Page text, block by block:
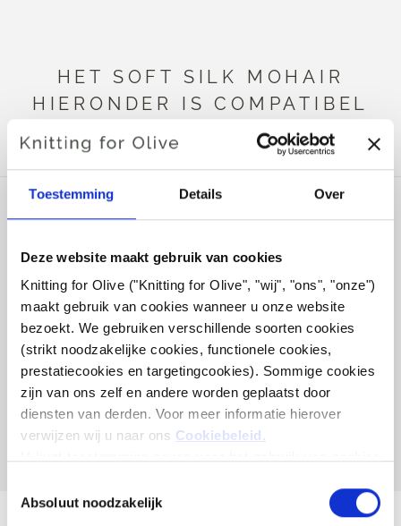
Toestemming Details Over
Deze website maakt gebruik van cookies
Knitting for Olive ("Knitting for Olive", "wij", "ons", "onze")
maakt gebruik van cookies wanneer u onze website
bezoekt. We gebruiken verschillende soorten cookies
(strikt noodzakelijke cookies, functionele cookies,
prestatiecookies en targetingcookies). Sommige cookies
zijn van ons zelf en andere worden geplaatst door
diensten van derden. Voor meer informatie hierover
verwijzen wij u naar ons Cookiebeleid .
Uw toestemming houdt in dat er cookies mogen worden
geplaatst en dat wij, als verwerkingsverantwoordelijke,
selecteren
Absoluut noodzakelijk
HET SOFT SILK MOHAIR
HIERONDER IS COMPATIBEL
MET DEZE MERINOWOL
KNITTING FOR OLIVE
SOFT SILK MOHAIR -
BOTTLE GREEN
KNITTING FOR OLIVE
SOFT SILK MOHAIR -
DUSTY SEA GREEN